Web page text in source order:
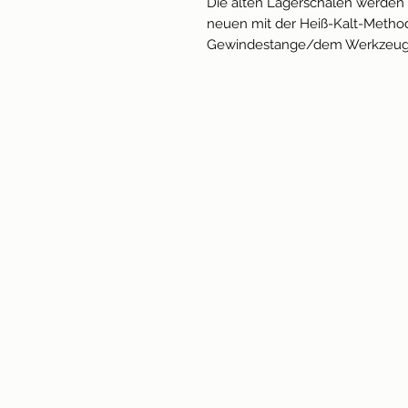
neuen mit der Heiß-Kalt-
Gewindestange/dem